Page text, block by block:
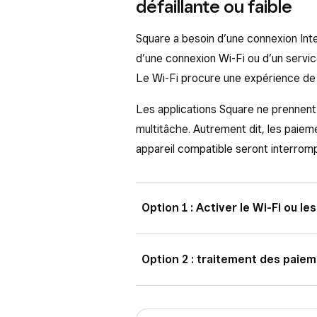
Veuillez rechercher des mises à
Vous pouvez dans ce cas
votre appareil d’Internet afin
Connectez-vous à votre
Matériel>Réseau.
Désactivez leWi-Fi(ou
échéant) pour forcer votre
Une fois le problème stabilisé ou
reconnectez le câble Ethernet à
paiement hors ligne, en fonction
Remarque :Si vous ne forcez pas
défaillante ou faible
Square a besoin d’une connexion
d’une connexion Wi-Fi ou d’un
Le Wi-Fi procure une expérience
Les applications Square ne
multitâche. Autrement dit, les
appareil compatible seront
Option 1 : Activer le Wi-Fi ou
Les appareils mobiles
Option 2 : traitement des
Si vous perdez votre connexion